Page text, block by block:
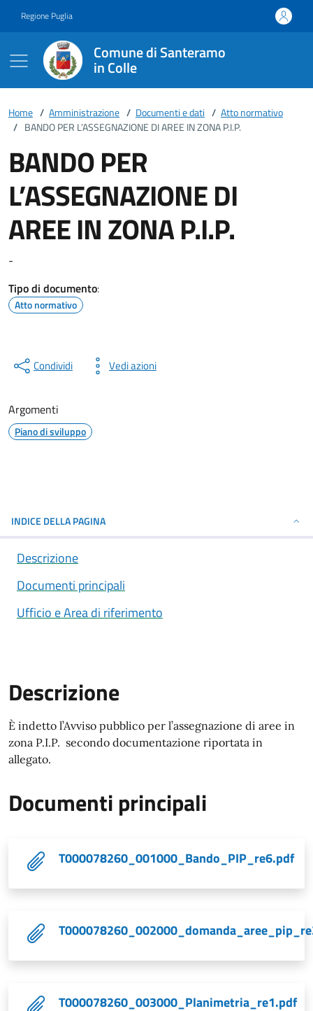
Regione Puglia
Comune di Santeramo
in Colle
Home / Amministrazione / Documenti e dati / Atto normativo
/ BANDO PER L’ASSEGNAZIONE DI AREE IN ZONA P.I.P.
BANDO PER
L’ASSEGNAZIONE DI
AREE IN ZONA P.I.P.
-
Tipo di documento:
Atto normativo
Condividi Vedi azioni
Argomenti
Piano di sviluppo
INDICE DELLA PAGINA
Descrizione
Documenti principali
Ufficio e Area di riferimento
Descrizione
Descrizione
È indetto l’Avviso pubblico per l’assegnazione di aree in
zona P.I.P. secondo documentazione riportata in
allegato.
Documenti principali
T000078260_001000_Bando_PIP_re6.pdf
T000078260_003000_Planimetria_re1.pdf